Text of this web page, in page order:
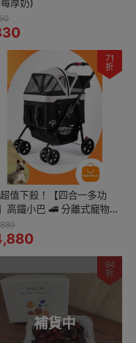
71
折
值下殺！【四合一多功
高鐵小巴 🚄 分離式寵物推
超值特惠，搶購
補貨中
94
折